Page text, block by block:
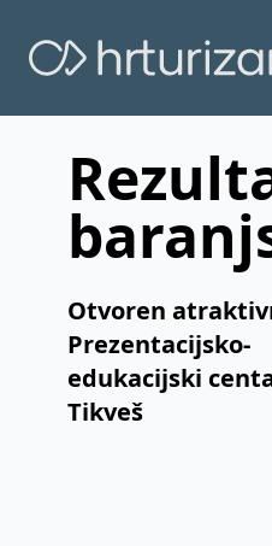
Otvoren
Prezentacijsko-
edukacijski
Tikveš